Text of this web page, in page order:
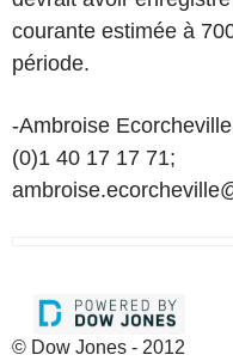
courante estimée à
période.
-Ambroise
(0)1 40 17 17 71;
© Dow Jones - 2012